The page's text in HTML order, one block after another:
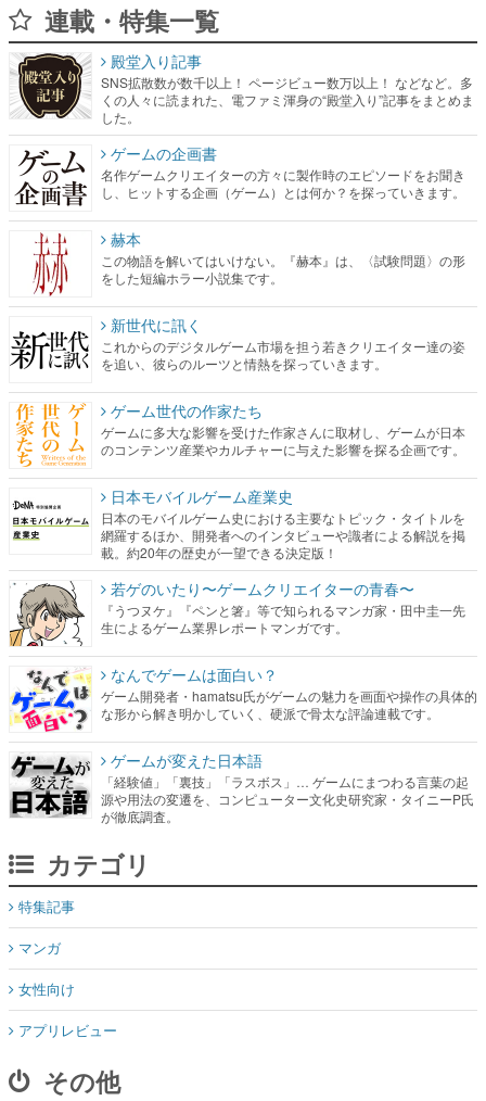
連載・特集一覧
殿堂入り記事
SNS拡散数が数千以上！ ページビュー数万以上！ などなど。多
くの人々に読まれた、電ファミ渾身の“殿堂入り”記事をまとめま
した。
ゲームの企画書
名作ゲームクリエイターの方々に製作時のエピソードをお聞き
し、ヒットする企画（ゲーム）とは何か？を探っていきます。
赫本
この物語を解いてはいけない。『赫本』は、〈試験問題〉の形
をした短編ホラー小説集です。
新世代に訊く
これからのデジタルゲーム市場を担う若きクリエイター達の姿
を追い、彼らのルーツと情熱を探っていきます。
ゲーム世代の作家たち
ゲームに多大な影響を受けた作家さんに取材し、ゲームが日本
のコンテンツ産業やカルチャーに与えた影響を探る企画です。
日本モバイルゲーム産業史
日本のモバイルゲーム史における主要なトピック・タイトルを
網羅するほか、開発者へのインタビューや識者による解説を掲
載。約20年の歴史が一望できる決定版！
若ゲのいたり〜ゲームクリエイターの青春〜
『うつヌケ』『ペンと箸』等で知られるマンガ家・田中圭一先
生によるゲーム業界レポートマンガです。
なんでゲームは面白い？
ゲーム開発者・hamatsu氏がゲームの魅力を画面や操作の具体的
な形から解き明かしていく、硬派で骨太な評論連載です。
ゲームが変えた日本語
「経験値」「裏技」「ラスボス」… ゲームにまつわる言葉の起
源や用法の変遷を、コンピューター文化史研究家・タイニーP氏
が徹底調査。
カテゴリ
特集記事
マンガ
女性向け
アプリレビュー
その他